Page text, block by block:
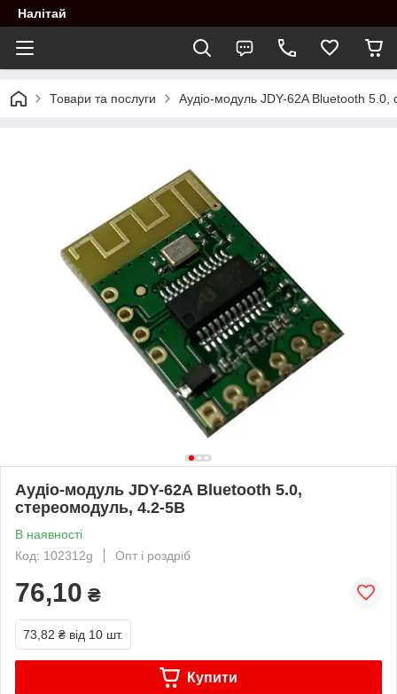
Налітай
Товари та послуги Аудіо-модуль JDY-62A Bluetooth
Аудіо-модуль JDY-62A Bluetooth 5.0,
стереомодуль, 4.2-5В
В наявності
Код: 102312g
Опт і роздріб
76,10 ₴
73,82 ₴ від 10 шт.
Купити